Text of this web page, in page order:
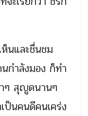
นและชื่นชม
กำลังมอง ก็ทำ
ๆ สุญูดนานๆ
ป็นคนดีคนเคร่ง